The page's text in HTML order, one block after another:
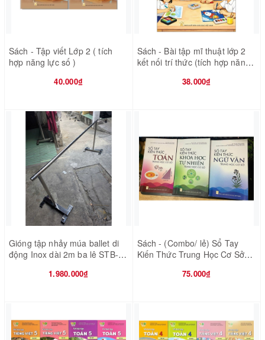
Sách - Tập viết Lớp 2 ( tích
hợp năng lực số )
40.000₫
Sách - Bài tập mĩ thuật lớp 2
kết nối trí thức (tích hợp năng
38.000₫
Gióng tập nhảy múa ballet di
động Inox dài 2m ba lê STB-
1.980.000₫
Sách - (Combo/ lẻ) Sổ Tay
Kiến Thức Trung Học Cơ Sở
75.000₫